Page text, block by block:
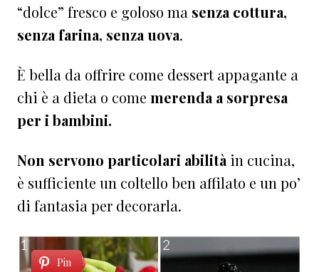
“dolce” fresco e goloso ma senza cottura,
senza farina, senza uova.
È bella da offrire come dessert appagante a
chi è a dieta o come merenda a sorpresa
per i bambini.
Non servono particolari abilità in cucina,
è sufficiente un coltello ben affilato e un po’
di fantasia per decorarla.
Pin